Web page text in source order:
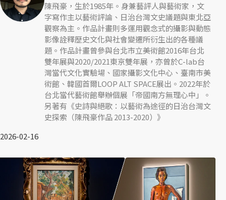
陳飛豪，生於1985年。身兼藝評人與藝術家，文
字寫作主以藝術評論、日治台灣文史議題與東北亞
觀察為主。作品計畫則多運用觀念式的攝影與動態
影像詮釋歷史文化與社會變遷所衍生出的各種議
題。作品計畫曾參與台北市立美術館2016年台北
雙年展與2020/2021東京雙年展，亦曾於C-lab台
灣當代文化實驗場、國家攝影文化中心、臺南市美
術館、韓國首爾LOOP ALT SPACE展出。2022年於
台北當代藝術館舉辦個展「帝國南方無理心中」。
另著有《史詩與絕歌：以藝術為途徑的日治台灣文
史探索（陳飛豪作品 2013-2020）》
2026-02-16